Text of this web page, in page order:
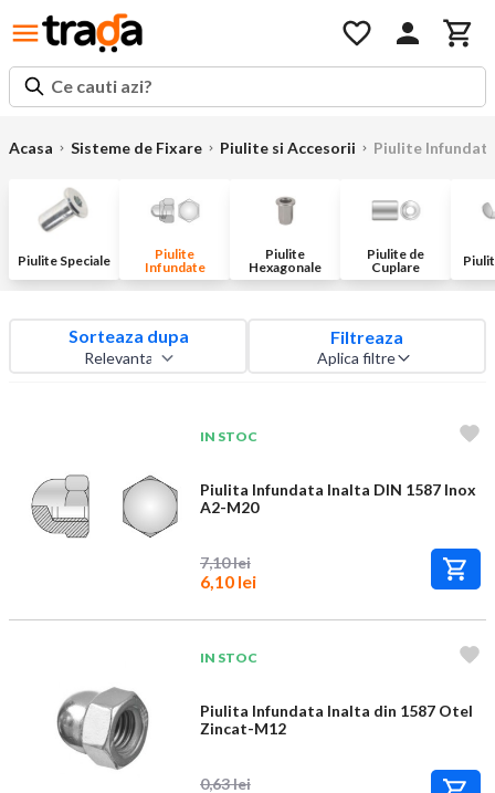
Ce cauti azi?
Acasa Sisteme de Fixare Piulite si Accesorii Piulite
Piulite Speciale
Piulite
Infundate
Piulite
Hexagonale
Piulite de
Cuplare
Sorteaza dupa Filtreaza
Aplica filtre
IN STOC
Piulita Infundata Inalta DIN 1587 Inox
A2-M20
7,10 lei
6,10 lei
IN STOC
Piulita Infundata Inalta din 1587 Otel
Zincat-M12
0,63 lei